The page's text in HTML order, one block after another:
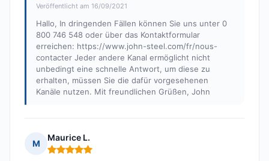
Veröffentlicht am 16/09/2021
Hallo, In dringenden Fällen können Sie uns unter 0
800 746 548 oder über das Kontaktformular
erreichen: https://www.john-steel.com/fr/nous-
contacter Jeder andere Kanal ermöglicht nicht
unbedingt eine schnelle Antwort, um diese zu
erhalten, müssen Sie die dafür vorgesehenen
Kanäle nutzen. Mit freundlichen Grüßen, John
M
Maurice L.
Hinweis: 5 von 5